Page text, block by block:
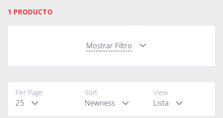
1 PRODUCTO
Mostrar Filtro
View
Lista
Sort
Newness
Per Page
25